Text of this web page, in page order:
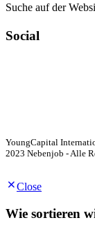
Suche auf der
Social
YoungCapital
2023 Nebenjob - Alle
Close
Wie sortieren